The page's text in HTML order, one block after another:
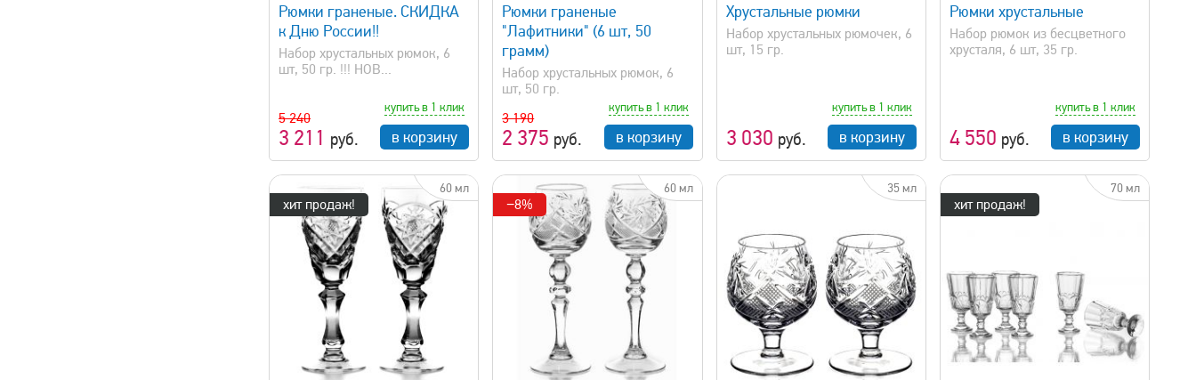
Рюмки граненые. СКИДКА
к Дню России!!
Набор хрустальных рюмок, 6
шт, 50 гр. !!! НОВ...
5 240
3 211 руб.
купить в 1 клик
в корзину
Рюмки граненые
"Лафитники" (6 шт, 50
грамм)
Набор хрустальных рюмок, 6
шт, 50 гр.
3 190
2 375 руб.
купить в 1 клик
в корзину
Хрустальные рюмки
Набор хрустальных рюмочек, 6
шт, 15 гр.
3 030 руб.
купить в 1 клик
в корзину
Рюмки хрустальные
Набор рюмок из бесцветного
хрусталя, 6 шт, 35 гр.
4 550 руб.
купить в 1 клик
в корзину
хит продаж!
60 мл
−8%
60 мл
быстрый просмотр
35 мл
быстрый просмотр
хит продаж!
70 мл
быстрый просмотр